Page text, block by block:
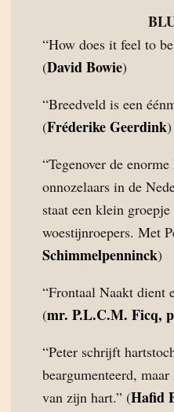
“How does it feel to
(David Bowie)
“Breedveld is een
(Fréderike Geerdink)
“Tegenover de
onnozelaars in de
staat een klein
woestijnroepers. Met
Schimmelpenninck)
“Frontaal Naakt dient
(mr. P.L.C.M. Ficq,
“Peter schrijft
beargumenteerd,
van zijn hart.” (Hafid